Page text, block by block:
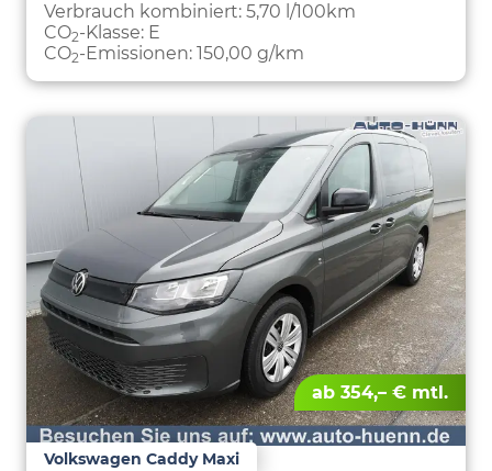
Verbrauch kombiniert: 5,70 l/100km
CO2-Klasse: E
CO2-Emissionen: 150,00 g/km
ab 354,– € mtl.
Volkswagen Caddy Maxi